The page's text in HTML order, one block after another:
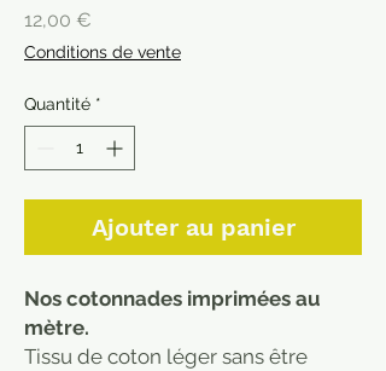
12,00 €
Conditions de vente
Quantité *
Ajouter au panier
Nos cotonnades imprimées au
mètre.
Tissu de coton léger sans être